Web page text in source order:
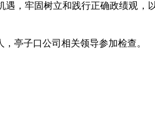
，牢固树立和践行正确政绩观，
亭子口公司相关领导参加检查。